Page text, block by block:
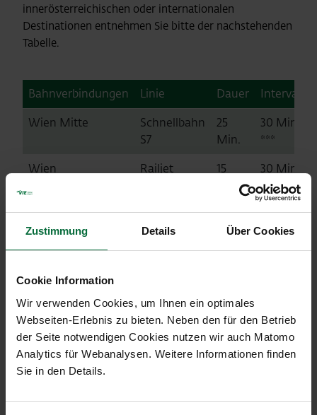
Zustimmung Details Über Cookies
Cookie Information
Wir verwenden Cookies, um Ihnen ein optimales
Webseiten-Erlebnis zu bieten. Neben den für den Betrieb
der Seite notwendigen Cookies nutzen wir auch Matomo
Analytics für Webanalysen. Weitere Informationen finden
Sie in den Details.
innerösterreichischen oder internationalen
Destinationen entnehmen Sie bitte der nachstehenden
Tabelle.
Bahnverbindungen Linie Dauer
Intervall
Wien Mitte
Schnellbahn
S7
25
Min.
30 Min.
***
Wien
Railjet
15
Min.
30 Min.
St. Pölten Hbf Railjet
55
Min.
30 Min.
Salzburg Hbf Railjet
2h 49
Min.
Innsbruck Hbf Railjet
4h 40
60 Min.
Graz Hbf Railjet *
3h 00
60 Min.